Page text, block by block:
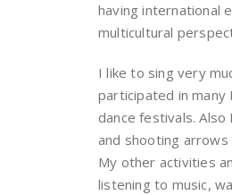
having international
multicultural
I like to sing very
participated in many
dance festivals. Also
and shooting
My other activities
listening to music,